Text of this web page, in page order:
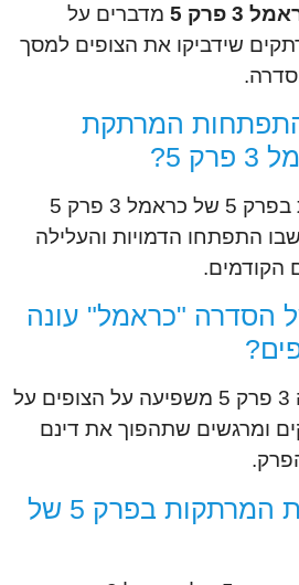
פרק 5
מדברים על
שידביקו את הצופים למסך
המרתקת
ההתפתחות המרתקת בפרק 5 של כראמל 3 פרק 5
התפתחו הדמויות והעלילה
הקודמים.
הסדרה "כראמל" עונה
הסדרה "כראמל" עונה 3 פרק 5 משפיעה על הצופים על
ומרגשים שתהפוך את דינם
מהן ההתפתחויות המרתקות בפרק 5 של